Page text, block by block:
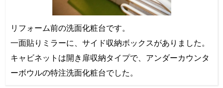
リフォーム前の洗面化粧台です。
一面貼りミラーに、サイド収納ボックスがありました。
キャビネットは開き扉収納タイプで、アンダーカウンタ
ーボウルの特注洗面化粧台でした。